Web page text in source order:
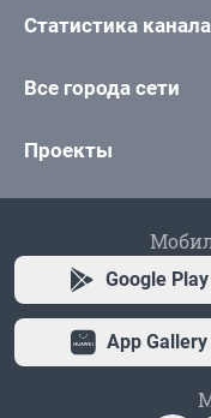
Статистика
Все города сети
Проекты
Google Play
App Gallery